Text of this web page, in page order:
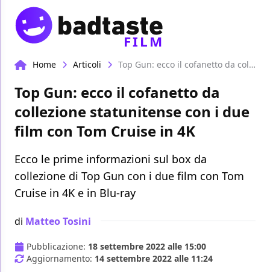
FILM
Home Articoli Top Gun: ecco il cofanetto da collezione statunitense con i due film con Tom Cruise in 4K
Top Gun: ecco il cofanetto da
collezione statunitense con i due
film con Tom Cruise in 4K
Ecco le prime informazioni sul box da
collezione di Top Gun con i due film con Tom
Cruise in 4K e in Blu-ray
di Matteo Tosini
Pubblicazione: 18 settembre 2022 alle 15:00
Aggiornamento: 14 settembre 2022 alle 11:24